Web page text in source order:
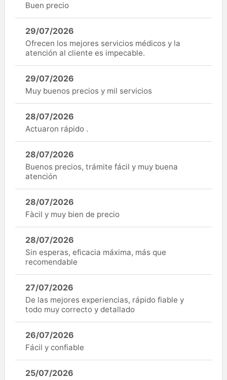
Buen precio
29/07/2026
Ofrecen los mejores servicios médicos y la
atención al cliente es impecable.
29/07/2026
Muy buenos precios y mil servicios
28/07/2026
Actuaron rápido .
28/07/2026
Buenos precios, trámite fácil y muy buena
atención
28/07/2026
Fàcil y muy bien de precio
28/07/2026
Sin esperas, eficacia máxima, más que
recomendable
27/07/2026
De las mejores experiencias, rápido fiable y
todo muy correcto y detallado
26/07/2026
Fácil y confiable
25/07/2026